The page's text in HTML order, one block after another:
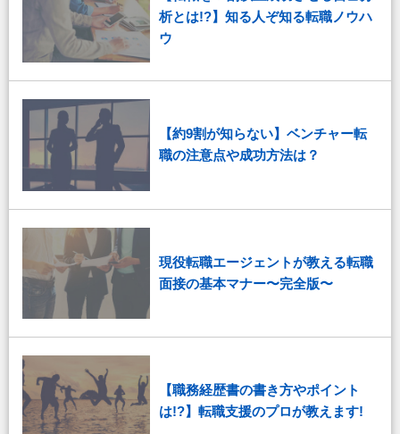
析とは!?】知る人ぞ知る転職ノウハ
ウ
【約9割が知らない】ベンチャー転
職の注意点や成功方法は？
現役転職エージェントが教える転職
面接の基本マナー〜完全版〜
【職務経歴書の書き方やポイント
は!?】転職支援のプロが教えます!